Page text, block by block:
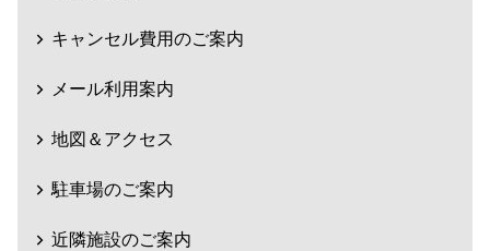
キャンセル費用のご案内
メール利用案内
地図＆アクセス
駐車場のご案内
近隣施設のご案内